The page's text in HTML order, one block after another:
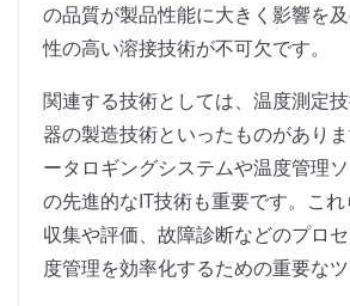
の品質が製品性能に大きく影響を
性の高い溶接技術が不可欠です。
関連する技術としては、温度測定
器の製造技術といったものがあり
ータロギングシステムや温度管理
の先進的なIT技術も重要です。こ
収集や評価、故障診断などのプロ
度管理を効率化するための重要なツ